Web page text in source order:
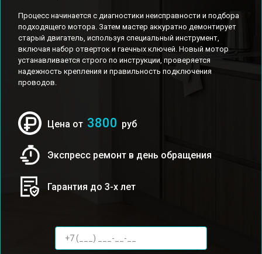
Процесс начинается с диагностики неисправности и подбора
подходящего мотора. Затем мастер аккуратно демонтирует
старый двигатель, используя специальный инструмент,
включая набор отверток и гаечных ключей. Новый мотор
устанавливается строго по инструкции, проверяется
надежность крепления и правильность подключения
проводов.
Цена от 3800 руб
Экспресс ремонт в день обращения
Гарантия до 3-х лет